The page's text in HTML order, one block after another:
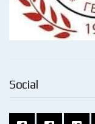
Social